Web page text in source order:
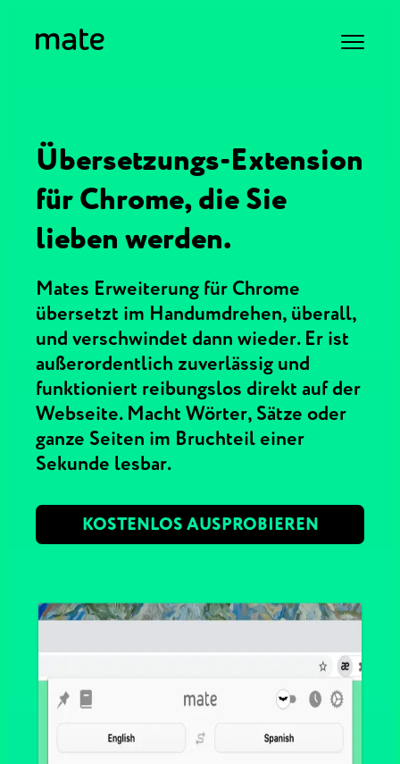
Übersetzungs-Extension
für Chrome, die Sie
lieben werden.
Mates Erweiterung für Chrome
übersetzt im Handumdrehen, überall,
und verschwindet dann wieder. Er ist
außerordentlich zuverlässig und
funktioniert reibungslos direkt auf der
Webseite. Macht Wörter, Sätze oder
ganze Seiten im Bruchteil einer
Sekunde lesbar.
KOSTENLOS AUSPROBIEREN